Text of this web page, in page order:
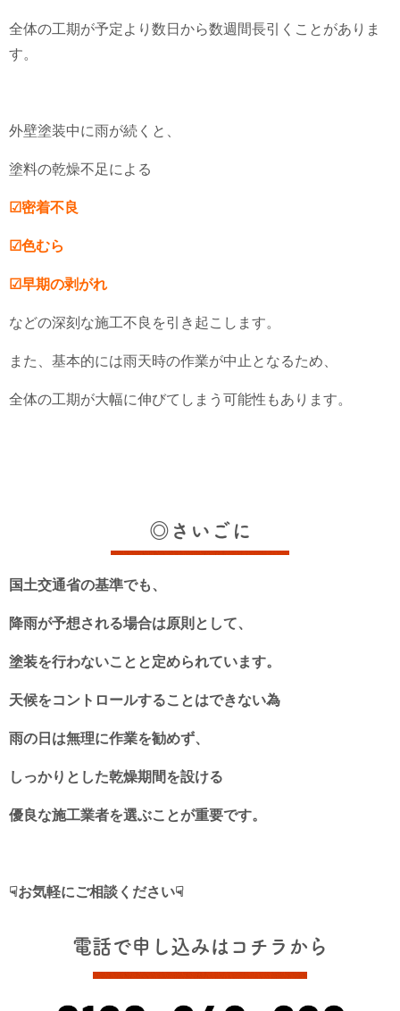
全体の工期が予定より数日から数週間長引くことがありま
す。
外壁塗装中に雨が続くと、
塗料の乾燥不足による
☑密着不良
☑色むら
☑早期の剥がれ
などの深刻な施工不良を引き起こします。
また、基本的には雨天時の作業が中止となるため、
全体の工期が大幅に伸びてしまう可能性もあります。
◎さいごに
国土交通省の基準でも、
降雨が予想される場合は原則として、
塗装を行わないことと定められています。
天候をコントロールすることはできない為
雨の日は無理に作業を勧めず、
しっかりとした乾燥期間を設ける
優良な施工業者を選ぶことが重要です。
☟お気軽にご相談ください☟
電話で申し込みはコチラから